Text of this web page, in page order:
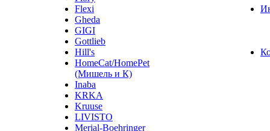
Flexi
Gheda
GIGI
Gottlieb
Hill's
HomeCat/HomePet
(Мишель и К)
Inaba
KRKA
Kruuse
LIVISTO
Merial-Boehringer